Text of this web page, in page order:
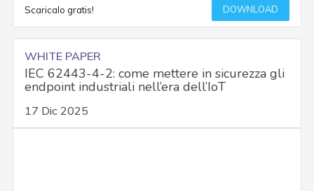
Scaricalo gratis! DOWNLOAD
WHITE PAPER
IEC 62443-4-2: come mettere in sicurezza gli
endpoint industriali nell’era dell’IoT
17 Dic 2025